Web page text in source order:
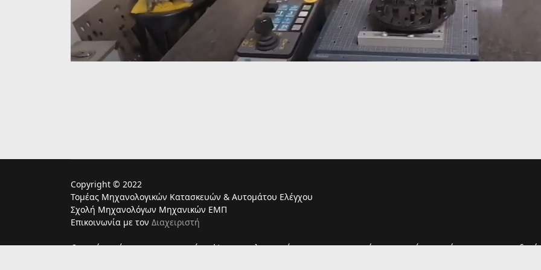
Copyright © 2022
Τομέας Μηχανολογικών Κατασκευών & Αυτομάτου Ελέγχου
Σχολή Μηχανολόγων Μηχανικών ΕΜΠ
Επικοινωνία με τον Διαχειριστή
Ο παρών ιστότοπος χρησιμoποιεί cookies για τη λειτουργία του και η παραμονή σας σε αυτόν συνεπάγεται και την αποδοχή